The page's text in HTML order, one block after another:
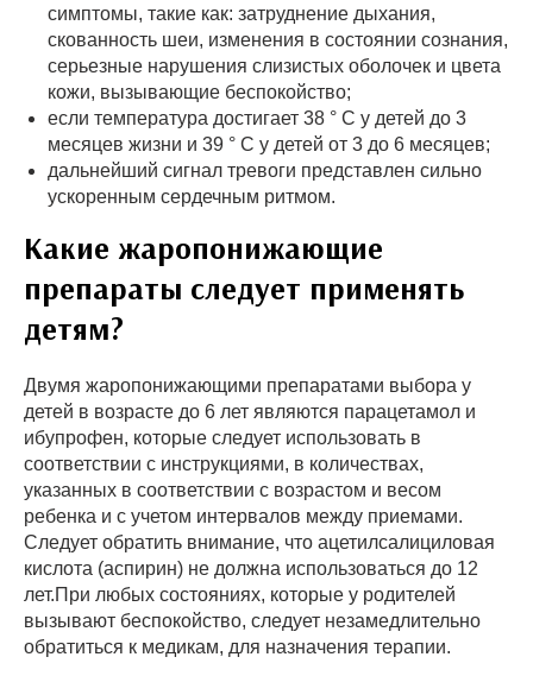
симптомы, такие как: затруднение дыхания,
скованность шеи, изменения в состоянии сознания,
серьезные нарушения слизистых оболочек и цвета
кожи, вызывающие беспокойство;
если температура достигает 38 ° C у детей до 3
месяцев жизни и 39 ° C у детей от 3 до 6 месяцев;
дальнейший сигнал тревоги представлен сильно
ускоренным сердечным ритмом.
Какие жаропонижающие
препараты следует применять
детям?
Двумя жаропонижающими препаратами выбора у
детей в возрасте до 6 лет являются парацетамол и
ибупрофен, которые следует использовать в
соответствии с инструкциями, в количествах,
указанных в соответствии с возрастом и весом
ребенка и с учетом интервалов между приемами.
Следует обратить внимание, что ацетилсалициловая
кислота (аспирин) не должна использоваться до 12
лет.При любых состояниях, которые у родителей
вызывают беспокойство, следует незамедлительно
обратиться к медикам, для назначения терапии.